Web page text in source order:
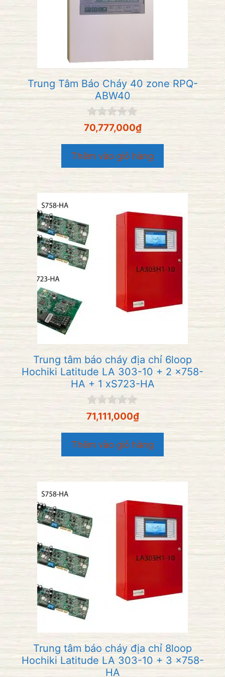
Trung Tâm Báo Cháy 40 zone RPQ-
ABW40
0
n
g
o
à
i
70,777,000₫
Thêm vào giỏ hàng
Trung tâm báo cháy địa chỉ 6loop
Hochiki Latitude LA 303-10 + 2 x758-
HA + 1 xS723-HA
0
n
g
o
à
i
71,111,000₫
Thêm vào giỏ hàng
Trung tâm báo cháy địa chỉ 8loop
Hochiki Latitude LA 303-10 + 3 x758-
HA